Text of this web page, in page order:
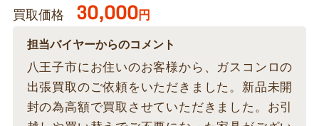
買取価格 30,000円
担当バイヤーからのコメント
八王子市にお住いのお客様から、ガスコンロの
出張買取のご依頼をいただきました。新品未開
封の為高額で買取させていただきました。お引